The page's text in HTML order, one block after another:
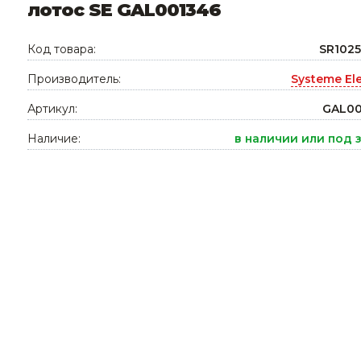
Чашечные
Чашечные
лотос SE GAL001346
Код товара:
Производитель: Systeme
Артикул:
Наличие: в наличии или под